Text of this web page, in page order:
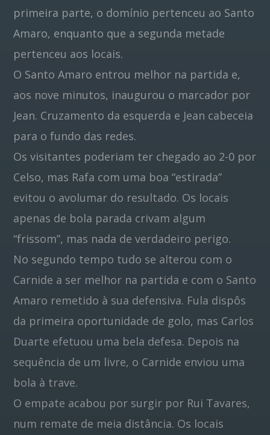
Pinterest
primeira parte, o domínio pertenceu ao Santo
Amaro, enquanto que a segunda metade
pertenceu aos locais.
O Santo Amaro entrou melhor na partida e,
aos nove minutos, inaugurou o marcador por
Jean. Cruzamento da esquerda e Jean cabeceia
para o fundo das redes.
Os visitantes poderiam ter chegado ao 2-0 por
Celso, mas Rafa com uma boa “estirada”
evitou o avolumar do resultado. Os locais
apenas de bola parada crivam algum
“frissom”, mas nada de verdadeiro perigo.
No segundo tempo tudo se alterou com o
Carnide a ser melhor na partida e com o Santo
Amaro remetido à sua defensiva. Fula dispôs
da primeira oportunidade de golo, mas Carlos
Duarte efetuou uma bela defesa. Depois na
sequência de um livre, o Carnide enviou uma
bola à trave.
O empate acabou por surgir por Rui Tavares,
num remate de meia distância. Os locais